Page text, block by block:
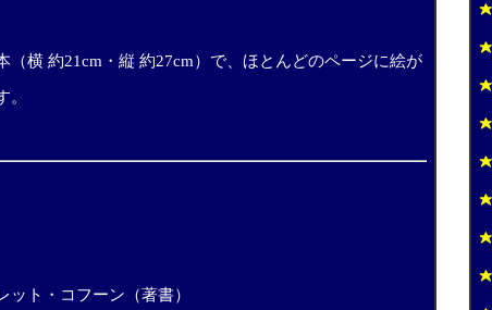
（横 約21cm・縦 約27cm）で、ほとんどのページに絵が
。
ット・コフーン（著書）